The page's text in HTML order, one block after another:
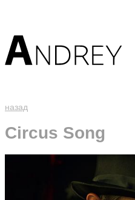
назад
Circus Song